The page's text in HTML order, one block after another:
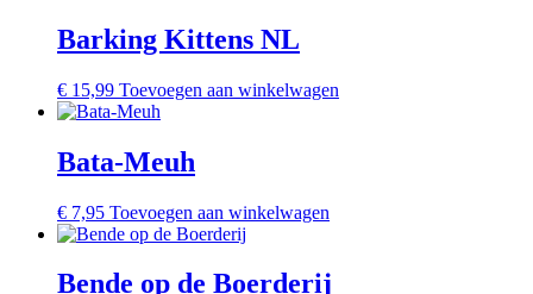
Barking Kittens NL
€ 15,99 Toevoegen aan winkelwagen
Bata-Meuh
€ 7,95 Toevoegen aan winkelwagen
Bende op de Boerderij